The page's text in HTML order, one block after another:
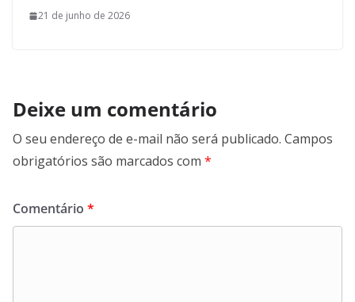
21 de junho de 2026
Deixe um comentário
O seu endereço de e-mail não será publicado. Campos
obrigatórios são marcados com *
Comentário *